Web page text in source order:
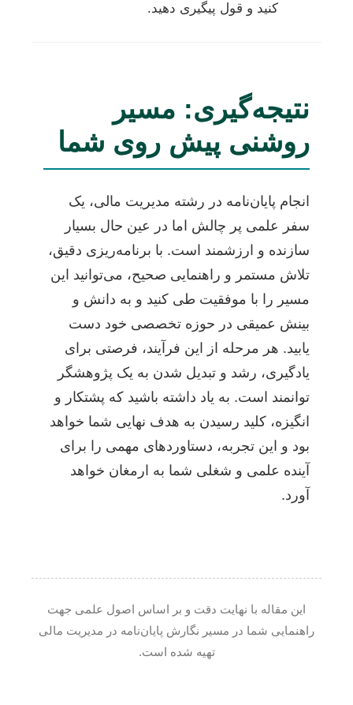
کنید و قول پیگیری دهید.
نتیجه‌گیری: مسیر
روشنی پیش روی شما
انجام پایان‌نامه در رشته مدیریت مالی، یک
سفر علمی پر چالش اما در عین حال بسیار
سازنده و ارزشمند است. با برنامه‌ریزی دقیق،
تلاش مستمر و راهنمایی صحیح، می‌توانید این
مسیر را با موفقیت طی کنید و به دانش و
بینش عمیقی در حوزه تخصصی خود دست
یابید. هر مرحله از این فرآیند، فرصتی برای
یادگیری، رشد و تبدیل شدن به یک پژوهشگر
توانمند است. به یاد داشته باشید که پشتکار و
انگیزه، کلید رسیدن به هدف نهایی شما خواهد
بود و این تجربه، دستاوردهای مهمی را برای
آینده علمی و شغلی شما به ارمغان خواهد
آورد.
این مقاله با نهایت دقت و بر اساس اصول علمی جهت
راهنمایی شما در مسیر نگارش پایان‌نامه در مدیریت مالی
تهیه شده است.